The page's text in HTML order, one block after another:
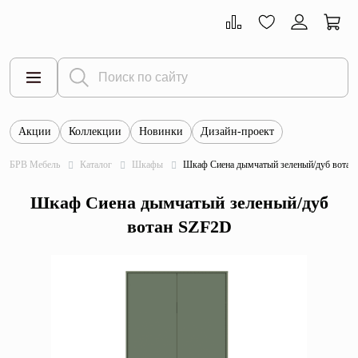
Все товары
Тумбы
Шкафы
Акции Коллекции Новинки Дизайн-проект
БРВ Мебель Каталог Шкафы Шкаф Сиена дымчатый зеленый/дуб вотан
Шкаф Сиена дымчатый зеленый/дуб
вотан SZF2D